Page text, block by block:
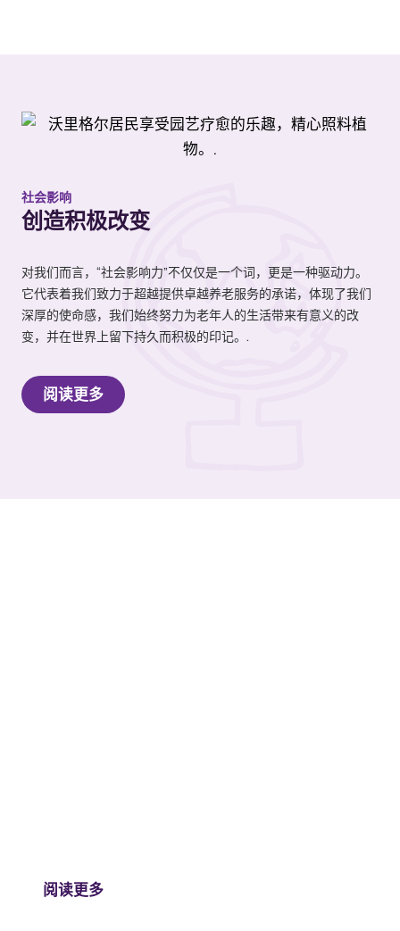
社会影响
创造积极改变
对我们而言，“社会影响力”不仅仅是一个词，更是一种驱动力。
它代表着我们致力于超越提供卓越养老服务的承诺，体现了我们
深厚的使命感，我们始终努力为老年人的生活带来有意义的改
变，并在世界上留下持久而积极的印记。.
阅读更多
阅读更多